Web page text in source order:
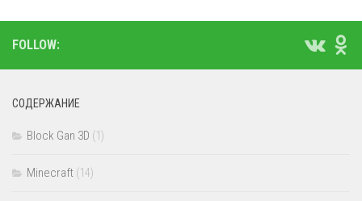
FOLLOW:
СОДЕРЖАНИЕ
Block Gan 3D (1)
Minecraft (14)